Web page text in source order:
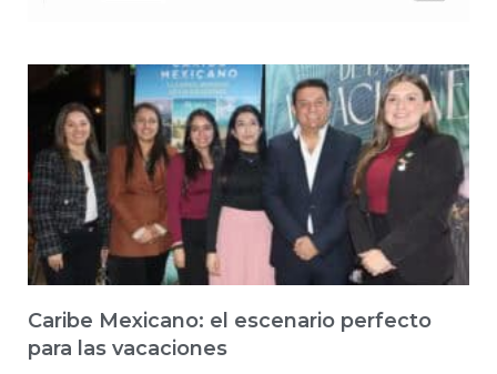
Caribe Mexicano: el escenario perfecto
para las vacaciones